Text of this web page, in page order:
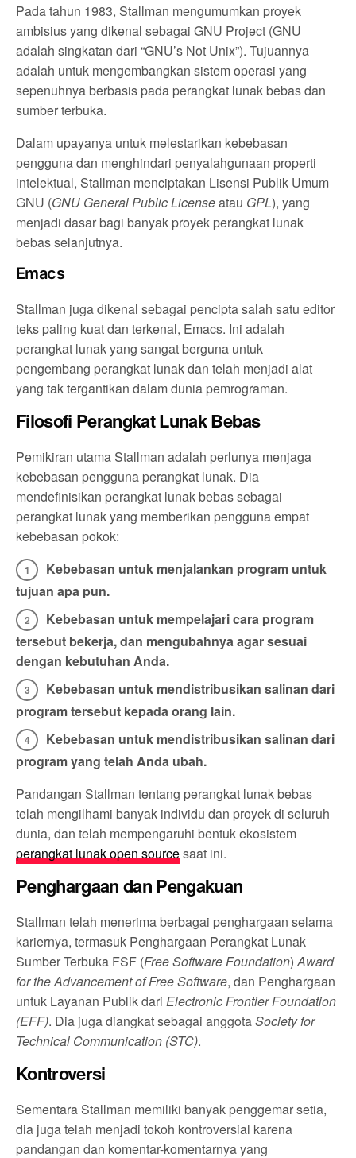
Pada tahun 1983, Stallman mengumumkan proyek
ambisius yang dikenal sebagai GNU Project (GNU
adalah singkatan dari “GNU’s Not Unix”). Tujuannya
adalah untuk mengembangkan sistem operasi yang
sepenuhnya berbasis pada perangkat lunak bebas dan
sumber terbuka.
Dalam upayanya untuk melestarikan kebebasan
pengguna dan menghindari penyalahgunaan properti
intelektual, Stallman menciptakan Lisensi Publik Umum
GNU (GNU General Public Licenseatau GPL), yang
menjadi dasar bagi banyak proyek perangkat lunak
bebas selanjutnya.
Emacs
Stallman juga dikenal sebagai pencipta salah satu editor
teks paling kuat dan terkenal, Emacs. Ini adalah
perangkat lunak yang sangat berguna untuk
pengembang perangkat lunak dan telah menjadi alat
yang tak tergantikan dalam dunia pemrograman.
Filosofi Perangkat Lunak Bebas
Pemikiran utama Stallman adalah perlunya menjaga
kebebasan pengguna perangkat lunak. Dia
mendefinisikan perangkat lunak bebas sebagai
perangkat lunak yang memberikan pengguna empat
kebebasan pokok:
Kebebasan untuk menjalankan program untuk
tujuan apa pun.
Kebebasan untuk mempelajari cara program
tersebut bekerja, dan mengubahnya agar sesuai
dengan kebutuhan Anda.
Kebebasan untuk mendistribusikan salinan dari
program tersebut kepada orang lain.
Kebebasan untuk mendistribusikan salinan dari
program yang telah Anda ubah.
Pandangan Stallman tentang perangkat lunak bebas
telah mengilhami banyak individu dan proyek di seluruh
dunia, dan telah mempengaruhi bentuk ekosistem
perangkat lunak open sourcesaat ini.
Penghargaan dan Pengakuan
Stallman telah menerima berbagai penghargaan selama
kariernya, termasuk Penghargaan Perangkat Lunak
Sumber Terbuka FSF (Free Software Foundation)Award
for the Advancement of Free Software, dan Penghargaan
untuk Layanan Publik dariElectronic Frontier Foundation
(EFF). Dia juga diangkat sebagai anggotaSociety for
Technical Communication (STC).
Kontroversi
Sementara Stallman memiliki banyak penggemar setia,
dia juga telah menjadi tokoh kontroversial karena
pandangan dan komentar-komentarnya yang